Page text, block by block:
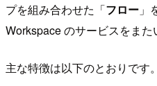
プを組み合わせた「フロー 」
Workspace のサービスをまた
主な特徴は以下のとおりです。